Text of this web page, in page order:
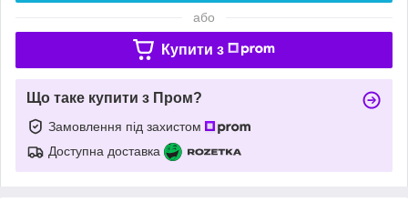
або
Купити з
Що таке купити з Пром?
Замовлення під захистом
Доступна доставка